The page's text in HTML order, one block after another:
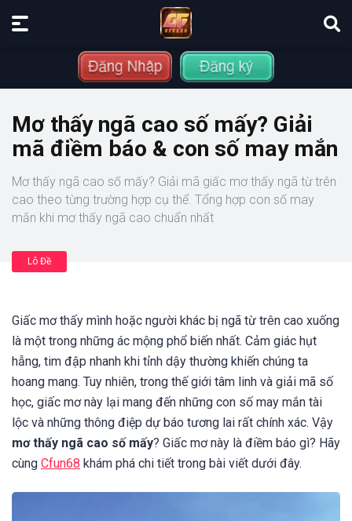
Mơ thấy ngã cao số mấy? Giải
mã điềm báo & con số may mắn
Mơ thấy ngã cao số mấy? Giải mã giấc mơ thấy ngã từ trên
cao theo từng trường hợp cụ thể. Tổng hợp con số may
mắn khi mơ thấy ngã cao chuẩn nhất
Lô Đề
Giấc mơ thấy mình hoặc người khác bị ngã từ trên cao xuống
là một trong những ác mộng phổ biến nhất. Cảm giác hụt
hẫng, tim đập nhanh khi tỉnh dậy thường khiến chúng ta
hoang mang. Tuy nhiên, trong thế giới tâm linh và giải mã số
học, giấc mơ này lại mang đến những con số may mắn tài
lộc và những thông điệp dự báo tương lai rất chính xác. Vậy
mơ thấy ngã cao số mấy? Giấc mơ này là điềm báo gì? Hãy
cùng Cfun68 khám phá chi tiết trong bài viết dưới đây.